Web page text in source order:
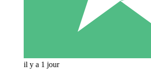
il y a 1 jour